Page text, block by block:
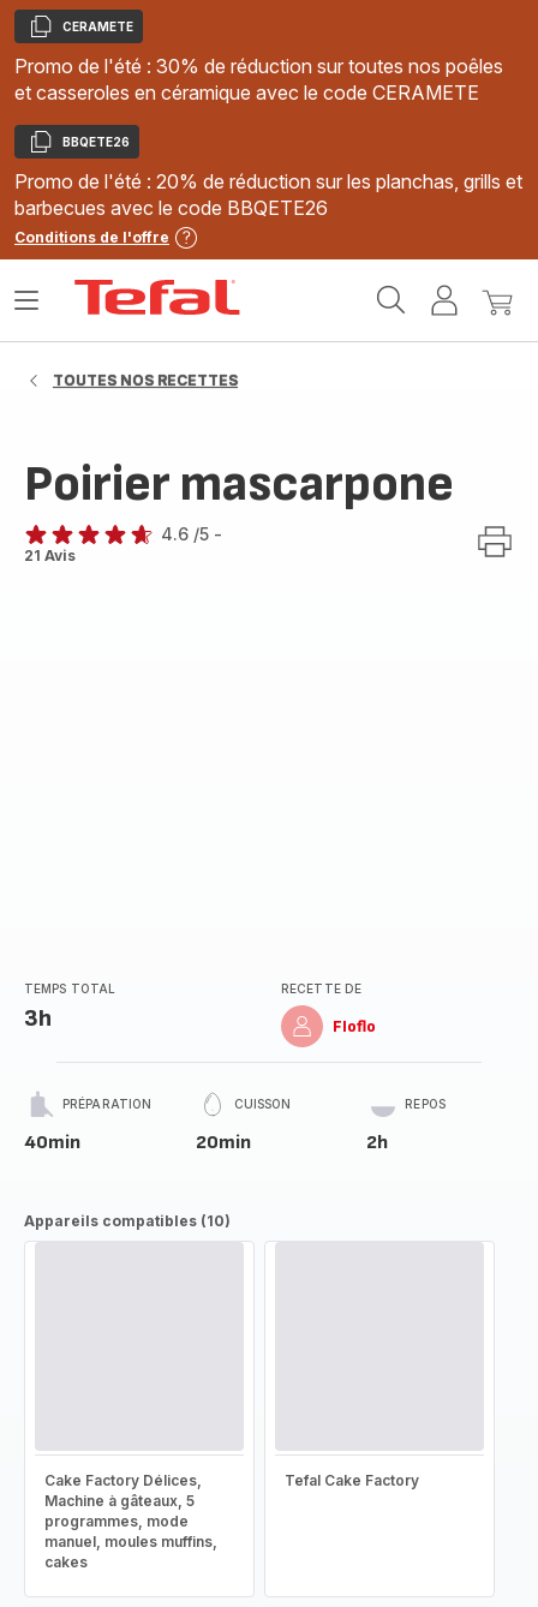
Copier
CERAMETE
Promo de l'été : 30% de réduction sur toutes nos poêles
et casseroles en céramique avec le code CERAMETE
Copier
BBQETE26
Promo de l'été : 20% de réduction sur les planchas, grills et
barbecues avec le code BBQETE26
Conditions de l'offre
MonMon
Ouvrir
TOUTES NOS RECETTES
Poirier mascarpone
ratings.4.6
4.6 /5 -
21 Avis
TEMPS TOTAL
3h
RECETTE DE
Floflo
PRÉPARATION
40min
CUISSON
20min
REPOS
2h
Appareils compatibles (10)
Cake Factory Délices,
Machine à gâteaux, 5
programmes, mode
manuel, moules muffins,
cakes
Tefal Cake Factory